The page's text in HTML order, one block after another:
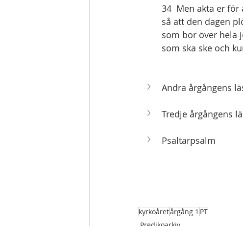
34  Men akta er
så att den dagen
som bor över hela
som ska ske och
Andra årgångens
Tredje årgångens
Psaltarpsalm
kyrkoåretårgång 1 PT